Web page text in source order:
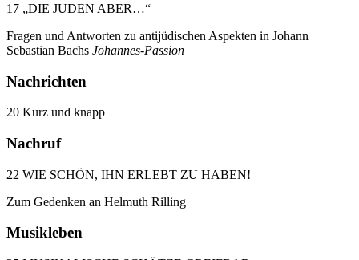
17 „DIE JUDEN ABER…“
Fragen und Antworten zu antijüdischen Aspekten in Johann
Sebastian Bachs Johannes-Passion
Nachrichten
20 Kurz und knapp
Nachruf
22 WIE SCHÖN, IHN ERLEBT ZU HABEN!
Zum Gedenken an Helmuth Rilling
Musikleben